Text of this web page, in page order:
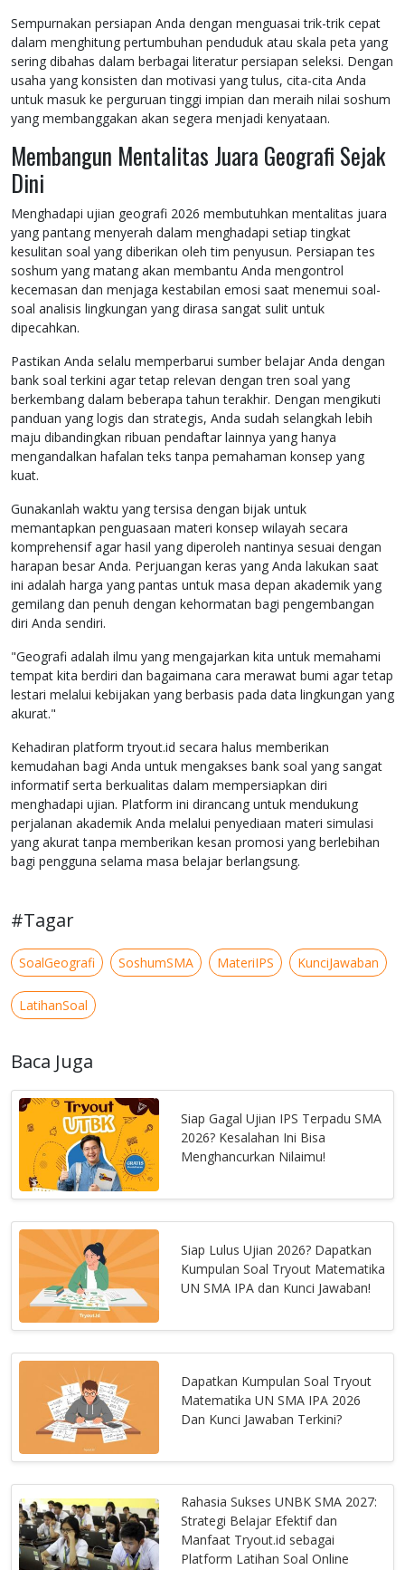
Sempurnakan persiapan Anda dengan menguasai trik-trik cepat
dalam menghitung pertumbuhan penduduk atau skala peta yang
sering dibahas dalam berbagai literatur persiapan seleksi. Dengan
usaha yang konsisten dan motivasi yang tulus, cita-cita Anda
untuk masuk ke perguruan tinggi impian dan meraih nilai soshum
yang membanggakan akan segera menjadi kenyataan.
Membangun Mentalitas Juara Geografi Sejak
Dini
Menghadapi ujian geografi 2026 membutuhkan mentalitas juara
yang pantang menyerah dalam menghadapi setiap tingkat
kesulitan soal yang diberikan oleh tim penyusun. Persiapan tes
soshum yang matang akan membantu Anda mengontrol
kecemasan dan menjaga kestabilan emosi saat menemui soal-
soal analisis lingkungan yang dirasa sangat sulit untuk
dipecahkan.
Pastikan Anda selalu memperbarui sumber belajar Anda dengan
bank soal terkini agar tetap relevan dengan tren soal yang
berkembang dalam beberapa tahun terakhir. Dengan mengikuti
panduan yang logis dan strategis, Anda sudah selangkah lebih
maju dibandingkan ribuan pendaftar lainnya yang hanya
mengandalkan hafalan teks tanpa pemahaman konsep yang
kuat.
Gunakanlah waktu yang tersisa dengan bijak untuk
memantapkan penguasaan materi konsep wilayah secara
komprehensif agar hasil yang diperoleh nantinya sesuai dengan
harapan besar Anda. Perjuangan keras yang Anda lakukan saat
ini adalah harga yang pantas untuk masa depan akademik yang
gemilang dan penuh dengan kehormatan bagi pengembangan
diri Anda sendiri.
"Geografi adalah ilmu yang mengajarkan kita untuk memahami
tempat kita berdiri dan bagaimana cara merawat bumi agar tetap
lestari melalui kebijakan yang berbasis pada data lingkungan yang
akurat."
Kehadiran platform tryout.id secara halus memberikan
kemudahan bagi Anda untuk mengakses bank soal yang sangat
informatif serta berkualitas dalam mempersiapkan diri
menghadapi ujian. Platform ini dirancang untuk mendukung
perjalanan akademik Anda melalui penyediaan materi simulasi
yang akurat tanpa memberikan kesan promosi yang berlebihan
bagi pengguna selama masa belajar berlangsung.
#Tagar
SoalGeografi SoshumSMA MateriIPS KunciJawaban
LatihanSoal
Baca Juga
Siap Gagal Ujian IPS Terpadu SMA
2026? Kesalahan Ini Bisa
Menghancurkan Nilaimu!
Siap Lulus Ujian 2026? Dapatkan
Kumpulan Soal Tryout Matematika
UN SMA IPA dan Kunci Jawaban!
Dapatkan Kumpulan Soal Tryout
Matematika UN SMA IPA 2026
Dan Kunci Jawaban Terkini?
Rahasia Sukses UNBK SMA 2027:
Strategi Belajar Efektif dan
Manfaat Tryout.id sebagai
Platform Latihan Soal Online